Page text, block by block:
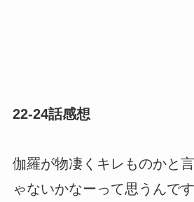
22-24話感想
伽羅が物凄くキレものかと
ゃないかなーって思うんで